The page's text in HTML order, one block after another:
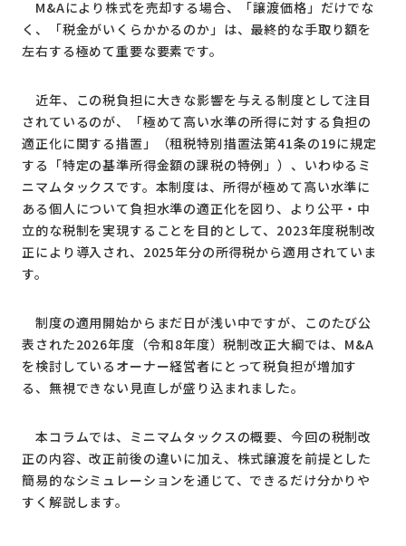
M&Aにより株式を売却する場合、「譲渡価格」だけでな
く、「税金がいくらかかるのか」は、最終的な手取り額を
左右する極めて重要な要素です。
近年、この税負担に大きな影響を与える制度として注目
されているのが、「極めて高い水準の所得に対する負担の
適正化に関する措置」（租税特別措置法第41条の19に規定
する「特定の基準所得金額の課税の特例」）、いわゆるミ
ニマムタックスです。本制度は、所得が極めて高い水準に
ある個人について負担水準の適正化を図り、より公平・中
立的な税制を実現することを目的として、2023年度税制改
正により導入され、2025年分の所得税から適用されていま
す。
制度の適用開始からまだ日が浅い中ですが、このたび公
表された2026年度（令和8年度）税制改正大綱では、M&A
を検討しているオーナー経営者にとって税負担が増加す
る、無視できない見直しが盛り込まれました。
本コラムでは、ミニマムタックスの概要、今回の税制改
正の内容、改正前後の違いに加え、株式譲渡を前提とした
簡易的なシミュレーションを通じて、できるだけ分かりや
すく解説します。